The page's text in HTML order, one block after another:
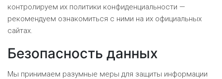
контролируем их политики конфиденциальности —
рекомендуем ознакомиться с ними на их официальных
сайтах.
Безопасность данных
Мы принимаем разумные меры для защиты информации